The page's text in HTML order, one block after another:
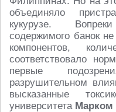
объединяло
кукурузе.
содержимого банок
компонентов,
соответствовало
первые
разрушительном
высказанные
университета Марком